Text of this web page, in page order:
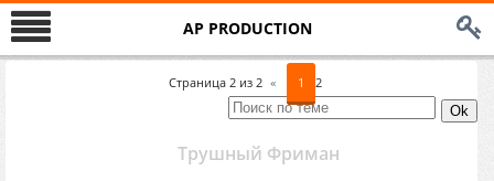
AP PRODUCTION
Страница 2 из 2 « 1 2
Трушный Фриман